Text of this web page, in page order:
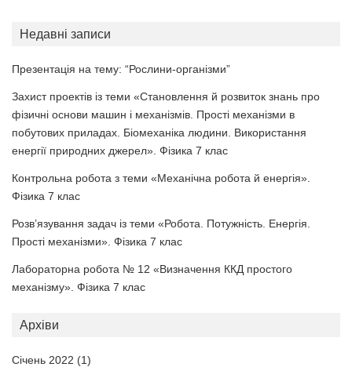
Недавні записи
Презентація на тему: “Рослини-організми”
Захист проектів із теми «Становлення й розвиток знань про
фізичні основи машин і механізмів. Прості механізми в
побутових приладах. Біомеханіка людини. Використання
енергії природних джерел». Фізика 7 клас
Контрольна робота з теми «Механічна робота й енергія».
Фізика 7 клас
Розв’язування задач із теми «Робота. Потужність. Енергія.
Прості механізми». Фізика 7 клас
Лабораторна робота № 12 «Визначення ККД простого
механізму». Фізика 7 клас
Архіви
Січень 2022 (1)